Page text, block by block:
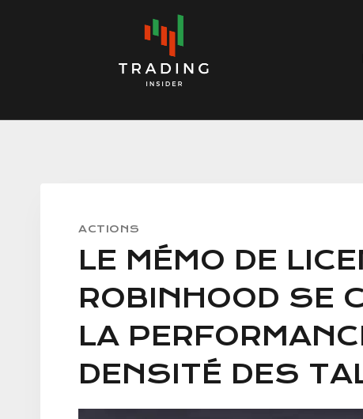
ACTIONS
LE MÉMO DE
ROBINHOOD SE
LA
DENSITÉ DES